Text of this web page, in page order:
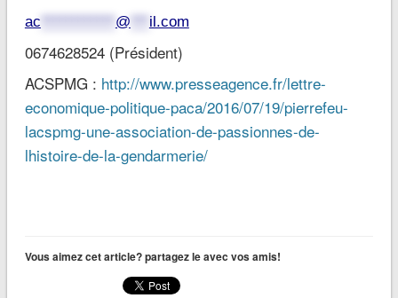
ac @ il.com
0674628524 (Président)
ACSPMG : http://www.presseagence.fr/lettre-
economique-politique-paca/2016/07/19/pierrefeu-
lacspmg-une-association-de-passionnes-de-
lhistoire-de-la-gendarmerie/
Vous aimez cet article? partagez le avec vos amis!